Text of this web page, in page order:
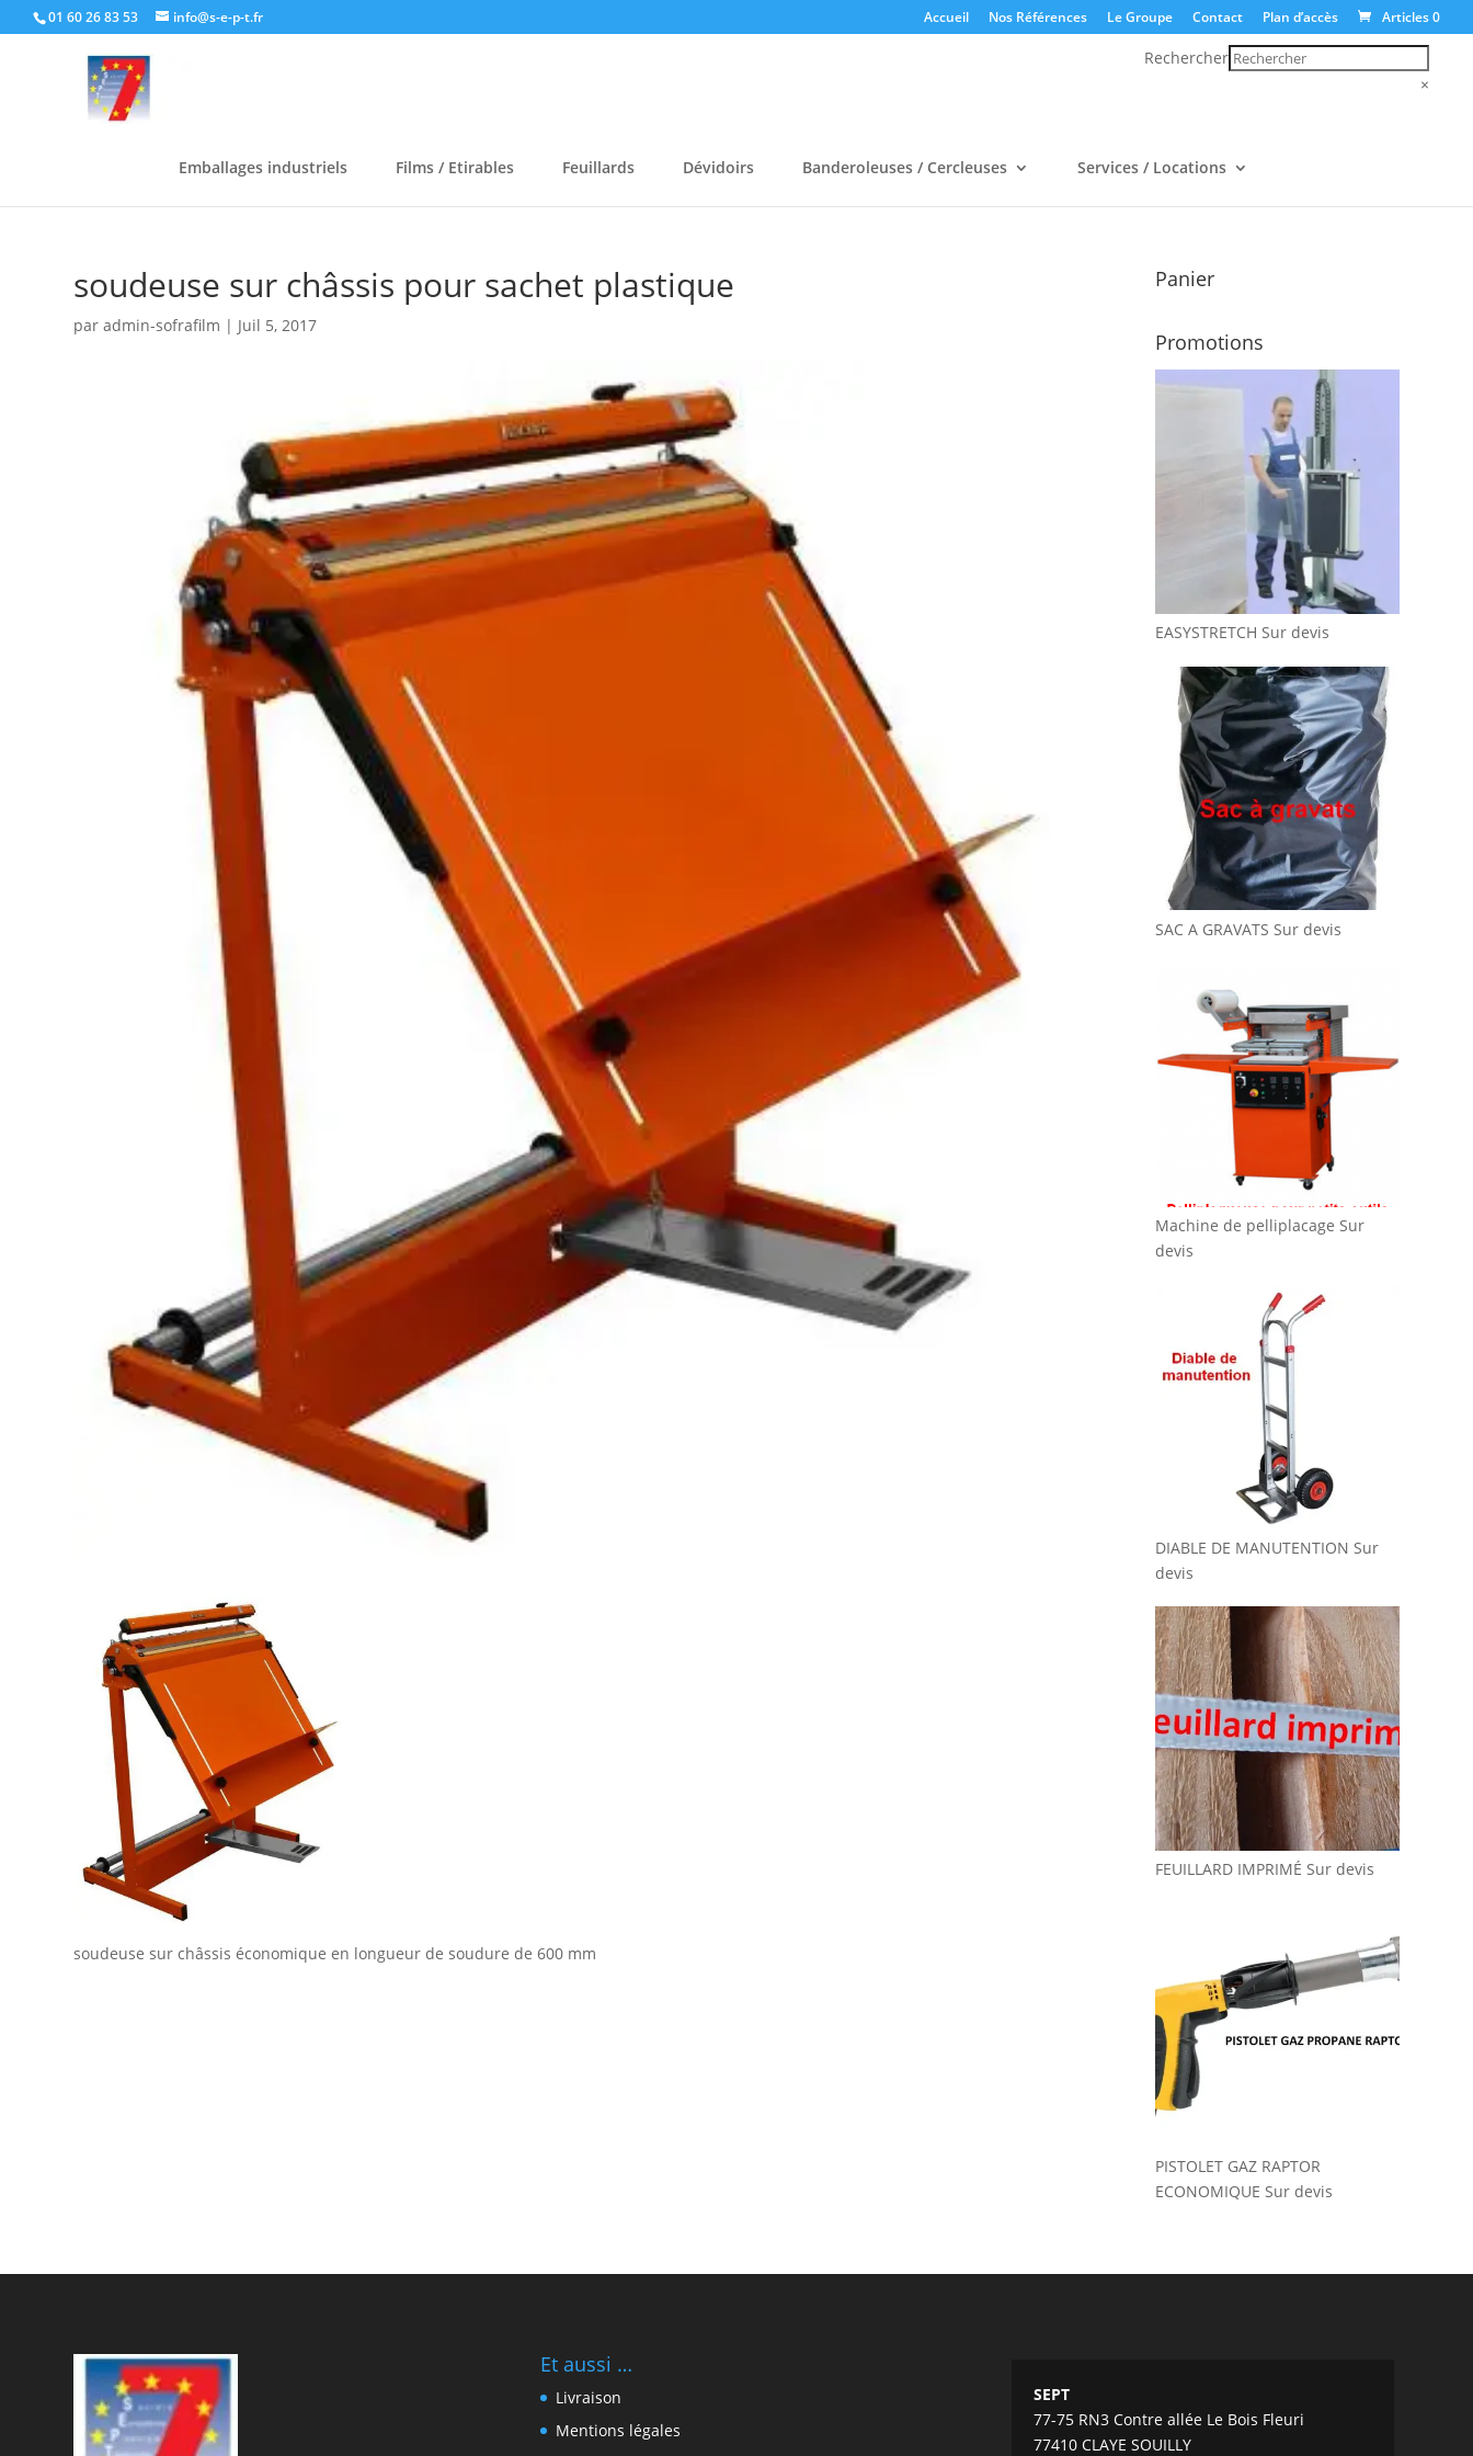
01 60 26 83 53 info@s-e-p-t.fr Accueil Nos Références Le Groupe Contact Plan d’accès Articles 0
Rechercher
×
Emballages industriels Films / Etirables Feuillards Dévidoirs Banderoleuses / Cercleuses Services / Locations
soudeuse sur châssis pour sachet plastique
paradmin-sofrafilm | Juil 5, 2017
soudeuse sur châssis économique en longueur de soudure de 600 mm
Panier
Promotions
EASYSTRETCH Sur devis
SAC A GRAVATS Sur devis
Machine de pelliplacage Sur
devis
DIABLE DE MANUTENTION Sur
devis
FEUILLARD IMPRIMÉ Sur devis
PISTOLET GAZ RAPTOR
ECONOMIQUE Sur devis
Et aussi …
Livraison
Mentions légales
SEPT
77-75 RN3 Contre allée Le Bois Fleuri
77410 CLAYE SOUILLY